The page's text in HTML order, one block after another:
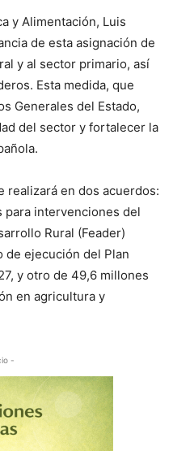
y Alimentación, Luis
de esta asignación de
y al sector primario, así
Esta medida, que
Generales del Estado,
del sector y fortalecer la
realizará en dos acuerdos:
para intervenciones del
Rural (Feader)
ejecución del Plan
y otro de 49,6 millones
en agricultura y
-